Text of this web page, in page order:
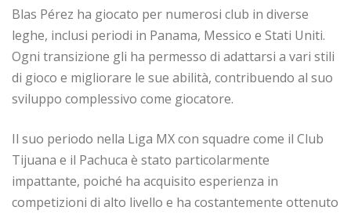
Blas Pérez ha giocato per numerosi club in diverse
leghe, inclusi periodi in Panama, Messico e Stati Uniti.
Ogni transizione gli ha permesso di adattarsi a vari stili
di gioco e migliorare le sue abilità, contribuendo al suo
sviluppo complessivo come giocatore.
Il suo periodo nella Liga MX con squadre come il Club
Tijuana e il Pachuca è stato particolarmente
impattante, poiché ha acquisito esperienza in
competizioni di alto livello e ha costantemente ottenuto